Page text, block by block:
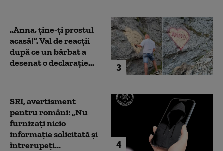
3
„Anna, ţine-ţi prostul
acasă!”. Val de reacții
după ce un bărbat a
desenat o declarație...
4
SRI, avertisment
pentru români: „Nu
furnizați nicio
informație solicitată și
întrerupeți...